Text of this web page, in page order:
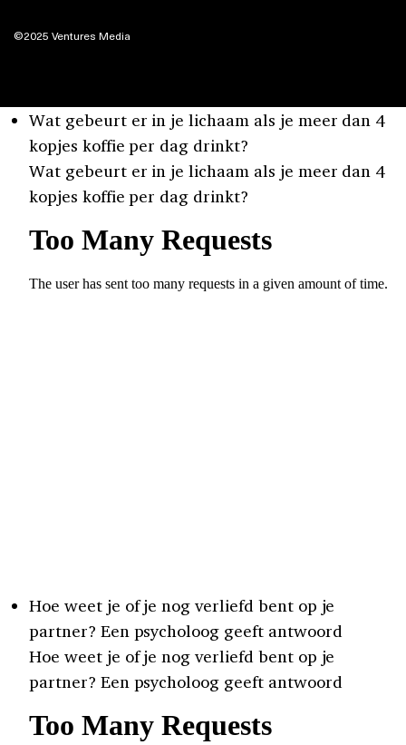
©2025 Ventures Media
Wat gebeurt er in je lichaam als je meer dan 4
kopjes koffie per dag drinkt?
Wat gebeurt er in je lichaam als je meer dan 4
kopjes koffie per dag drinkt?
Hoe weet je of je nog verliefd bent op je
partner? Een psycholoog geeft antwoord
Hoe weet je of je nog verliefd bent op je
partner? Een psycholoog geeft antwoord